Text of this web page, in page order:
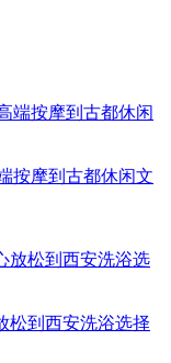
按摩到古都休闲文
松到西安洗浴选择